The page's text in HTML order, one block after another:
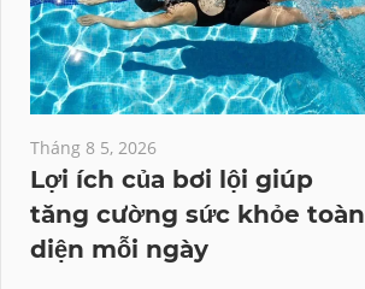
Tháng 8 5, 2026
Lợi ích của bơi lội giúp
tăng cường sức khỏe toàn
diện mỗi ngày